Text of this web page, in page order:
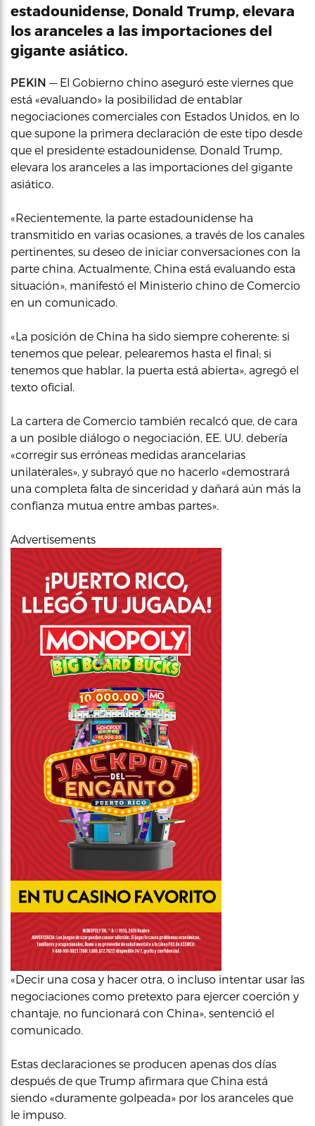
estadounidense, Donald Trump, elevara
los aranceles a las importaciones del
gigante asiático.
PEKIN — El Gobierno chino aseguró este viernes que
está «evaluando» la posibilidad de entablar
negociaciones comerciales con Estados Unidos, en lo
que supone la primera declaración de este tipo desde
que el presidente estadounidense, Donald Trump,
elevara los aranceles a las importaciones del gigante
asiático.
«Recientemente, la parte estadounidense ha
transmitido en varias ocasiones, a través de los canales
pertinentes, su deseo de iniciar conversaciones con la
parte china. Actualmente, China está evaluando esta
situación», manifestó el Ministerio chino de Comercio
en un comunicado.
«La posición de China ha sido siempre coherente: si
tenemos que pelear, pelearemos hasta el final; si
tenemos que hablar, la puerta está abierta», agregó el
texto oficial.
La cartera de Comercio también recalcó que, de cara
a un posible diálogo o negociación, EE. UU. debería
«corregir sus erróneas medidas arancelarias
unilaterales», y subrayó que no hacerlo «demostrará
una completa falta de sinceridad y dañará aún más la
confianza mutua entre ambas partes».
Advertisements
«Decir una cosa y hacer otra, o incluso intentar usar las
negociaciones como pretexto para ejercer coerción y
chantaje, no funcionará con China», sentenció el
comunicado.
Estas declaraciones se producen apenas dos días
después de que Trump afirmara que China está
siendo «duramente golpeada» por los aranceles que
le impuso.